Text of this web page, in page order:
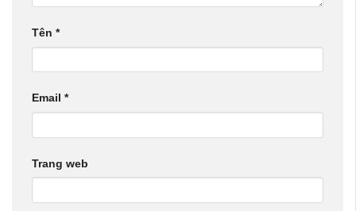
Tên *
Email *
Trang web